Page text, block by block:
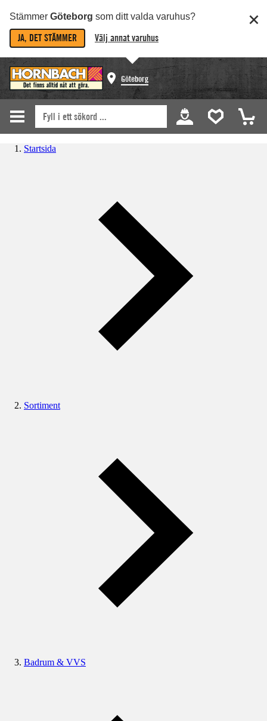
Stämmer Göteborg som ditt valda varuhus?
JA, DET STÄMMER Välj annat varuhus
Göteborg
Startsida
Sortiment
Badrum & VVS